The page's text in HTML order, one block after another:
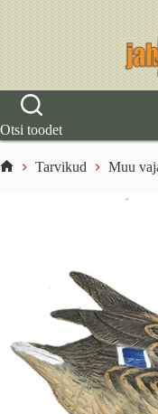
Skip
to
content
Otsi toodet
Tarvikud Muu